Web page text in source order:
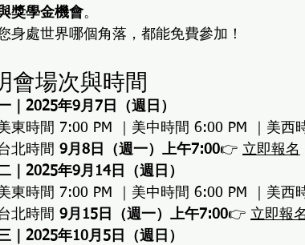
獎學金機會。
身處世界哪個角落，都能免費參加！
會場次與時間
｜2025年9月7日（週日）
東時間 7:00 PM ｜美中時間 6:00 PM ｜美西
北時間 9月8日（週一）上午7:00👉 立即報名
｜2025年9月14日（週日）
東時間 7:00 PM ｜美中時間 6:00 PM ｜美西
北時間 9月15日（週一）上午7:00👉 立即報名
｜2025年10月5日（週日）